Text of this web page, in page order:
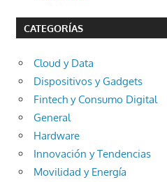
CATEGORÍAS
Cloud y Data
Dispositivos y Gadgets
Fintech y Consumo Digital
General
Hardware
Innovación y Tendencias
Movilidad y Energía